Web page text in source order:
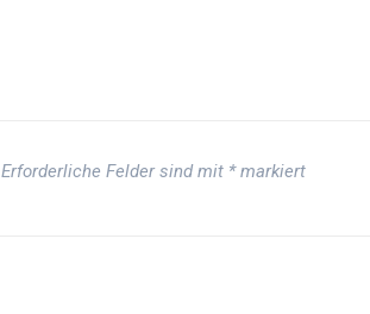
Erforderliche Felder sind mit *markiert